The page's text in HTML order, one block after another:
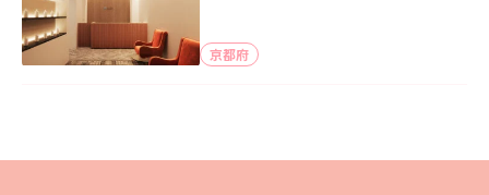
京都府